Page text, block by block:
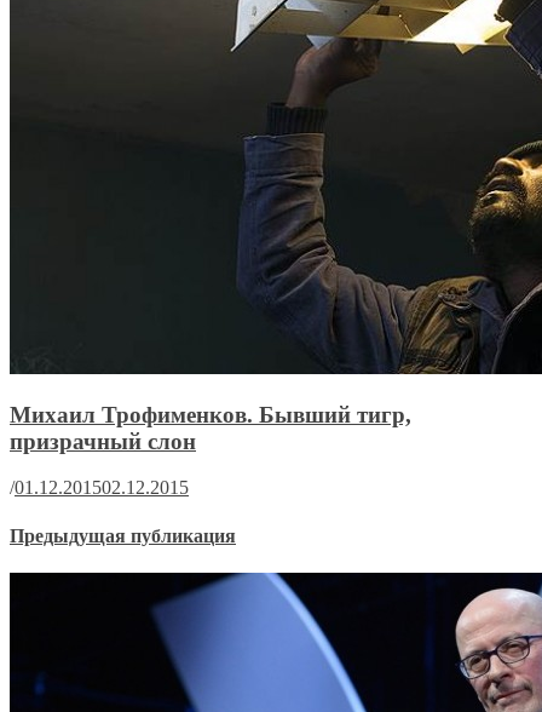
Михаил Трофименков. Бывший тигр,
призрачный слон
/01.12.201502.12.2015
Предыдущая публикация